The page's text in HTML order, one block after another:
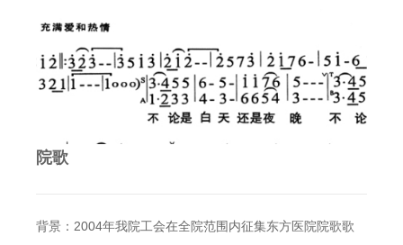
院歌
背景：2004年我院工会在全院范围内征集东方医院院歌歌